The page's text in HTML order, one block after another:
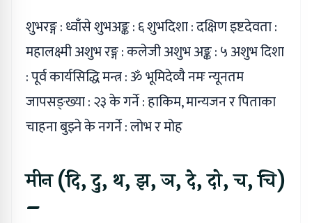
शुभरङ्ग : ध्वाँसे शुभअङ्क : ६ शुभदिशा : दक्षिण इष्टदेवता :
महालक्ष्मी अशुभ रङ्ग : कलेजी अशुभ अङ्क : ५ अशुभ दिशा
: पूर्व कार्यसिद्धि मन्त्र : ॐ भूमिदेव्यै नमः न्यूनतम
जापसङ्ख्या : २३ के गर्ने : हाकिम, मान्यजन र पिताका
चाहना बुझ्ने के नगर्ने : लोभ र मोह
मीन (दि, दु, थ, झ, ञ, दे, दो, च, चि)
–